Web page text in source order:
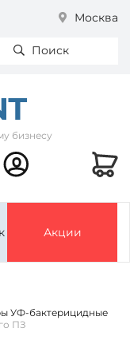
Москва
Поиск
бизнесу
Акции
УФ-бактерицидные
ПЗ